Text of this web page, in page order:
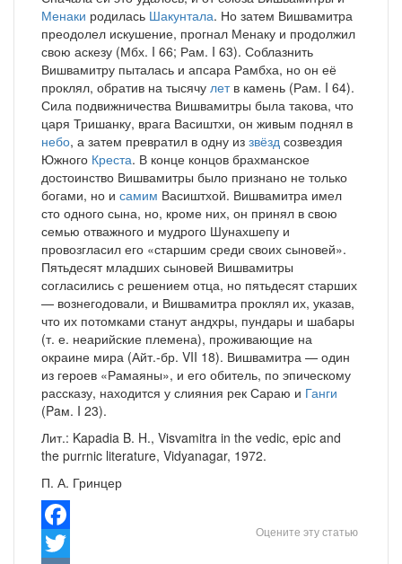
Менаки родилась Шакунтала. Но затем Вишвамитра
преодолел искушение, прогнал Менаку и продолжил
свою аскезу (Мбх. I 66; Рам. I 63). Соблазнить
Вишвамитру пыталась и апсара Рамбха, но он её
проклял, обратив на тысячу летв камень (Рам. I 64).
Сила подвижничества Вишвамитры была такова, что
царя Тришанку, врага Васиштхи, он живым поднял в
небо, а затем превратил в одну из звёзд созвездия
Южного Креста. В конце концов брахманское
достоинство Вишвамитры было признано не только
богами, но и самим Васиштхой. Вишвамитра имел
сто одного сына, но, кроме них, он принял в свою
семью отважного и мудрого Шунахшепу и
провозгласил его «старшим среди своих сыновей».
Пятьдесят младших сыновей Вишвамитры
согласились с решением отца, но пятьдесят старших
— вознегодовали, и Вишвамитра проклял их, указав,
что их потомками станут андхры, пундары и шабары
(т. е. неарийские племена), проживающие на
окраине мира (Айт.-бр. VII 18). Вишвамитра — один
из героев «Рамаяны», и его обитель, по эпическому
рассказу, находится у слияния рек Сараю и Ганги
(Paм. I 23).
Лит.: Kapadia B. H., Visvamitra in the vedic, epic and
the purгnic literature, Vidyanagar, 1972.
П. А. Гринцер
Оцените эту статью
Facebook